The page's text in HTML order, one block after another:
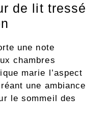
de lit tressé
une note
chambres
marie l’aspect
une ambiance
le sommeil des